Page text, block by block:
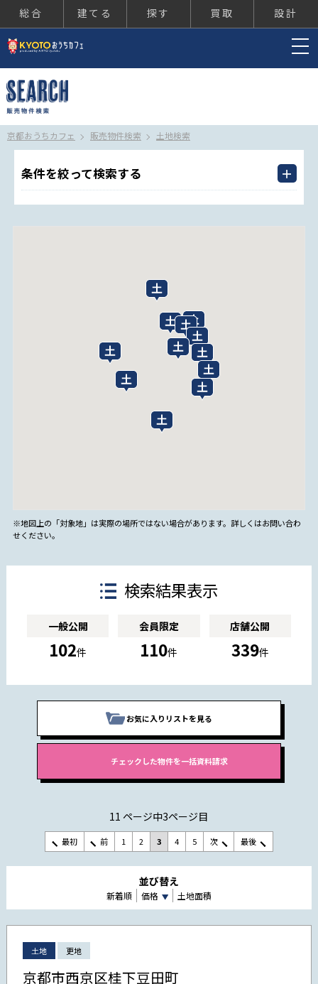
総合 建てる 探す 買取 設計
京都おうちカフェ 販売物件検索 土地検索
条件を絞って検索する
※地図上の「対象地」は実際の場所ではない場合があります。詳しくはお問い合わ
せください。
検索結果表示
一般公開
102件
会員限定
110件
店舗公開
339件
お気に入りリストを見る
11 ページ中3ページ目
最初 前 1 2 3 4 5 次 最後
並び替え
新着順 価格 土地面積
土地 更地
京都市西京区桂下豆田町